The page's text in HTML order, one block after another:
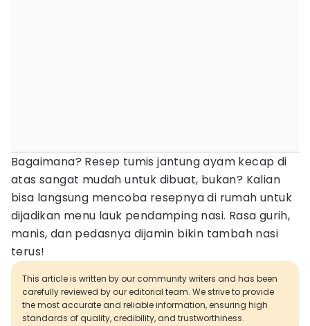
Bagaimana? Resep tumis jantung ayam kecap di
atas sangat mudah untuk dibuat, bukan? Kalian
bisa langsung mencoba resepnya di rumah untuk
dijadikan menu lauk pendamping nasi. Rasa gurih,
manis, dan pedasnya dijamin bikin tambah nasi
terus!
This article is written by our community writers and has been
carefully reviewed by our editorial team. We strive to provide
the most accurate and reliable information, ensuring high
standards of quality, credibility, and trustworthiness.